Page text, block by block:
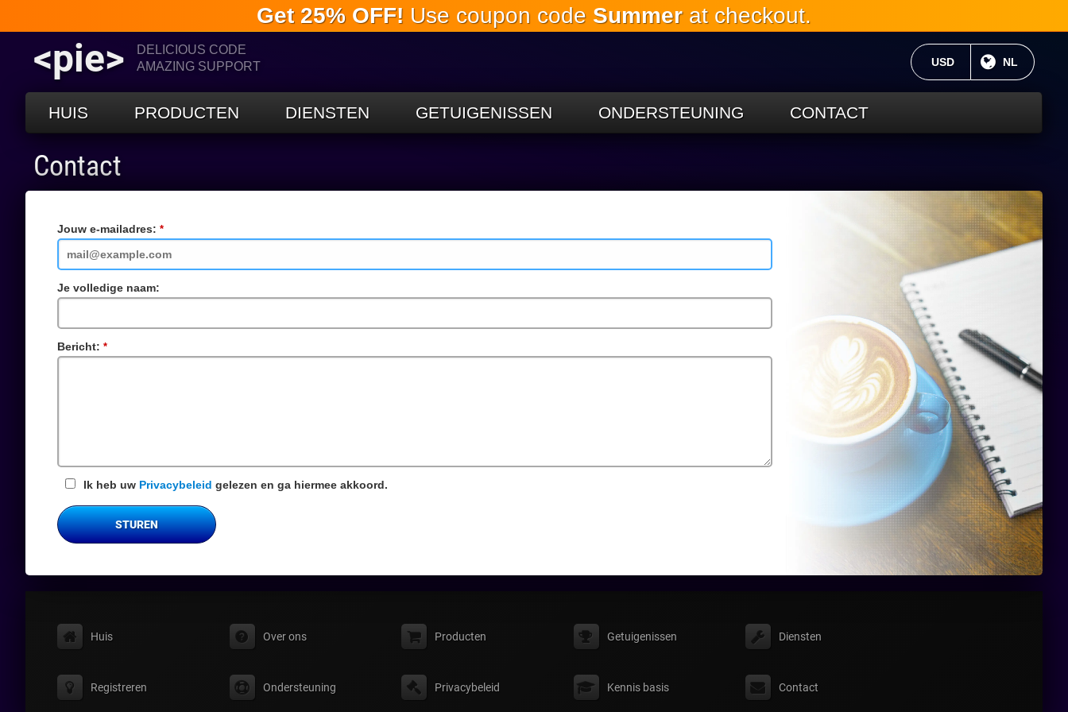
Ga naar de
hoofdinhoud
Get 25% OFF! Use coupon code Summerat checkout.
<pie>
DELICIOUS CODE
AMAZING SUPPORT
HUIDIGE
NL
HUIDIGE VALUTA:
USD
HUIS PRODUCTEN DIENSTEN GETUIGENISSEN ONDERSTEUNING CONTACT
Contact
Jouw e-mailadres:
veld
Je volledige naam:
Bericht:
veld
Ik heb uw Privacybeleid gelezen en ga hiermee akkoord.
STUREN
Huis Over ons Producten Getuigenissen Diensten
Registreren Ondersteuning Privacybeleid Kennis basis Contact